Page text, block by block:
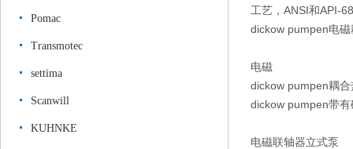
Pomac
Transmotec
settima
Scanwill
KUHNKE
工艺，ANSI和API-
dickow pumpen电磁
电磁
dickow pumpen耦
dickow pumpen带
电磁联轴器立式泵